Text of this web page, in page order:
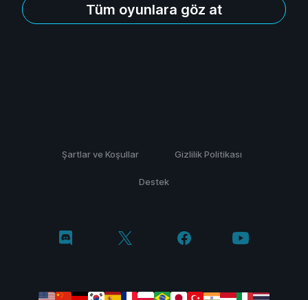
Tüm oyunlara göz at
Şartlar ve Koşullar Gizlilik Politikası
Destek